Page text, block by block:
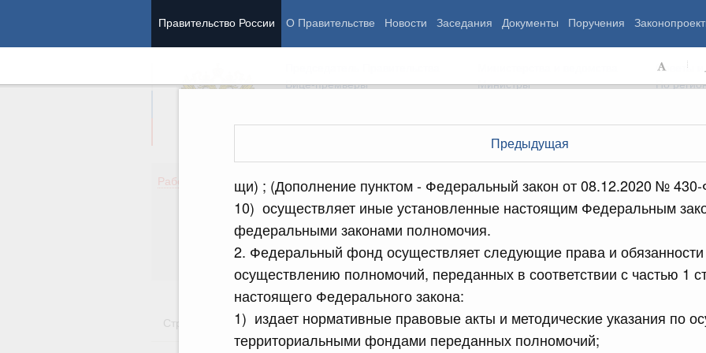
Правительство России О Правительстве Новости Заседания Документы Поручения
Предыдущая
щи) ; (Дополнение пунктом - Федеральный закон от 08.12.2020 №
10) осуществляет иные установленные настоящим Федеральным
федеральными законами полномочия.
2. Федеральный фонд осуществляет следующие права и
осуществлению полномочий, переданных в соответствии с частью 1
настоящего Федерального закона:
1) издает нормативные правовые акты и методические указания по
территориальными фондами переданных полномочий;
Вице-премьеры
Министры
Советы и
По
Работа Правительства
Демография
Здоровье
Образование
Культура
Общество
Государство
Занятость и труд
Технологическое развитие
Экономика. Регулирование
Финансы
Социальные услуги
Экология
Жильё и
Транспорт и
Сельское
Стратегии Государственные программы Национальные проекты